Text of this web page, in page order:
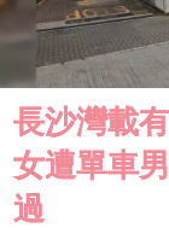
長沙灣載
女遭單車
過